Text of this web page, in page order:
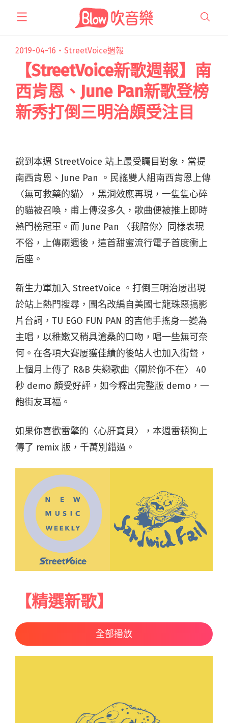
2019-04-16・ StreetVoice週報
【StreetVoice新歌週報】南
西肯恩、June Pan新歌登榜
新秀打倒三明治頗受注目
說到本週 StreetVoice 站上最受矚目對象，當提
南西肯恩、June Pan 。民謠雙人組南西肯恩上傳
〈無可救藥的貓〉，黑洞效應再現，一隻隻心碎
的貓被召喚，甫上傳沒多久，歌曲便被推上即時
熱門榜冠軍。而 June Pan 〈我陪你〉同樣表現
不俗，上傳兩週後，這首甜蜜流行電子首度衝上
后座。
新生力軍加入 StreetVoice 。打倒三明治屢出現
於站上熱門搜尋，團名改編自美國七龍珠惡搞影
片台詞，TU EGO FUN PAN 的吉他手搖身一變為
主唱，以稚嫩又稍具滄桑的口吻，唱一些無可奈
何。在各項大賽屢獲佳績的後站人也加入街聲，
上個月上傳了 R&B 失戀歌曲〈關於你不在〉 40
秒 demo 頗受好評，如今釋出完整版 demo，一
飽街友耳福。
如果你喜歡雷擎的〈心肝寶貝〉，本週雷頓狗上
傳了 remix 版，千萬別錯過。
【精選新歌】
全部播放